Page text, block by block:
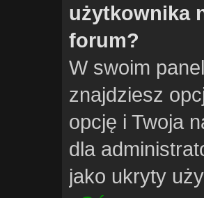
użytkownika
forum?
W swoim
znajdziesz
opcję i Twoja
dla
jako ukryty